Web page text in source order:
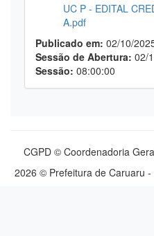
UC P - EDITAL
A.pdf
Publicado em: 02/10/
Sessão de Abertura: 02/
Sessão: 08:00:00
CGPD © Coordenadoria
2026 © Prefeitura de Caruaru